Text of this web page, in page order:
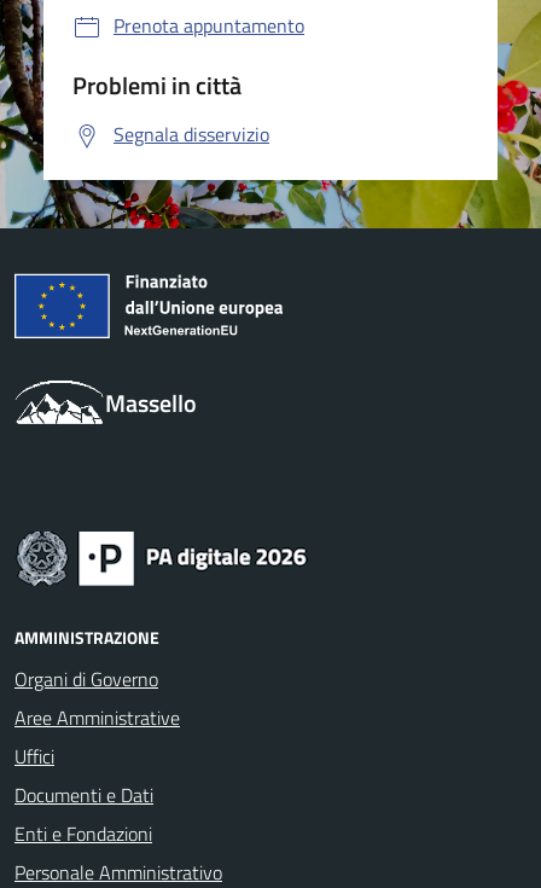
Prenota appuntamento
Problemi in città
Segnala disservizio
Massello
AMMINISTRAZIONE
Organi di Governo
Aree Amministrative
Uffici
Documenti e Dati
Enti e Fondazioni
Personale Amministrativo